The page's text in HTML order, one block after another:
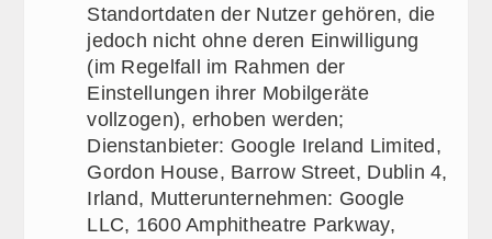
Standortdaten der Nutzer gehören, die
jedoch nicht ohne deren Einwilligung
(im Regelfall im Rahmen der
Einstellungen ihrer Mobilgeräte
vollzogen), erhoben werden;
Dienstanbieter: Google Ireland Limited,
Gordon House, Barrow Street, Dublin 4,
Irland, Mutterunternehmen: Google
LLC, 1600 Amphitheatre Parkway,